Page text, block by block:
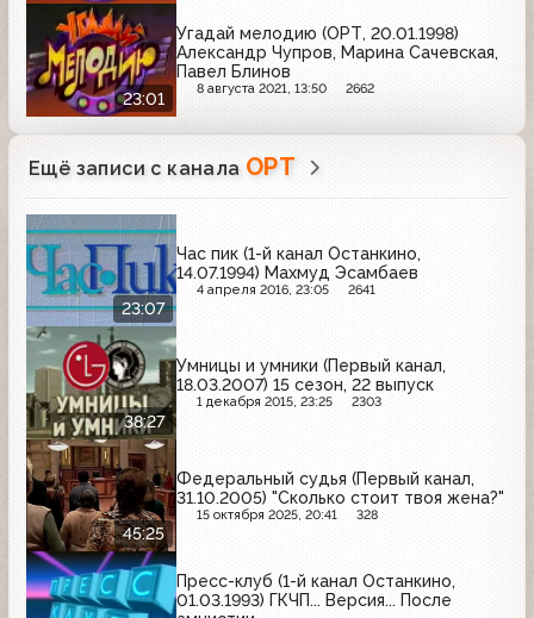
23:01
Угадай мелодию (ОРТ, 20.01.1998)
Александр Чупров, Марина Сачевская,
Павел Блинов
8 августа 2021, 13:50 2662
Ещё записи с канала ОРТ
23:07
Час пик (1-й канал Останкино,
14.07.1994) Махмуд Эсамбаев
4 апреля 2016, 23:05 2641
38:27
Умницы и умники (Первый канал,
18.03.2007) 15 сезон, 22 выпуск
1 декабря 2015, 23:25 2303
45:25
Федеральный судья (Первый канал,
31.10.2005) "Сколько стоит твоя жена?"
15 октября 2025, 20:41 328
Пресс-клуб (1-й канал Останкино,
01.03.1993) ГКЧП... Версия... После